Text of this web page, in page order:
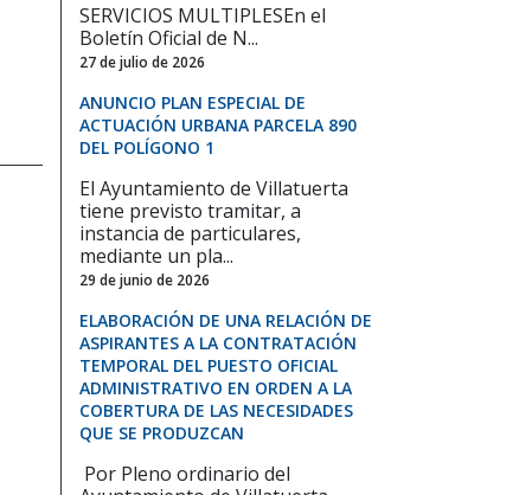
SERVICIOS MULTIPLESEn el
Boletín Oficial de N...
27 de julio de 2026
ANUNCIO PLAN ESPECIAL DE
ACTUACIÓN URBANA PARCELA 890
DEL POLÍGONO 1
El Ayuntamiento de Villatuerta
tiene previsto tramitar, a
instancia de particulares,
mediante un pla...
29 de junio de 2026
ELABORACIÓN DE UNA RELACIÓN DE
ASPIRANTES A LA CONTRATACIÓN
TEMPORAL DEL PUESTO OFICIAL
ADMINISTRATIVO EN ORDEN A LA
COBERTURA DE LAS NECESIDADES
QUE SE PRODUZCAN
Por Pleno ordinario del